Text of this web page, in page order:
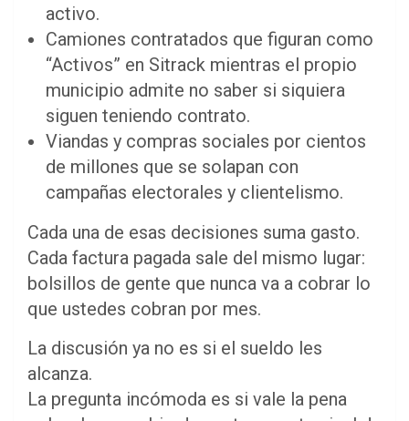
activo.
Camiones contratados que figuran como
“Activos” en Sitrack mientras el propio
municipio admite no saber si siquiera
siguen teniendo contrato.
Viandas y compras sociales por cientos
de millones que se solapan con
campañas electorales y clientelismo.
Cada una de esas decisiones suma gasto.
Cada factura pagada sale del mismo lugar:
bolsillos de gente que nunca va a cobrar lo
que ustedes cobran por mes.
La discusión ya no es si el sueldo les
alcanza.
La pregunta incómoda es si vale la pena